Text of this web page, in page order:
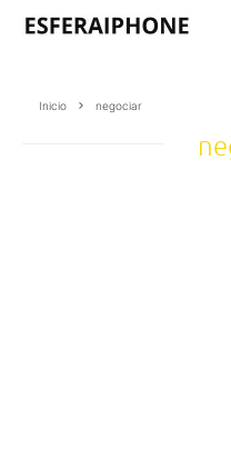
Inicio negociar